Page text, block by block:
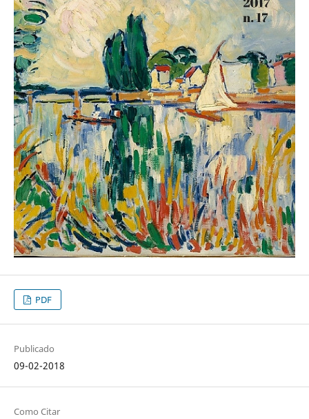
PDF
Publicado
09-02-2018
Como Citar